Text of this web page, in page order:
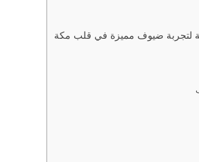
لتجربة ضيوف مميزة في قلب مكة